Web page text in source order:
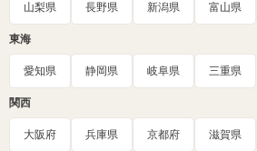
山梨県 長野県 新潟県 富山県
東海
愛知県 静岡県 岐阜県 三重県
関西
大阪府 兵庫県 京都府 滋賀県